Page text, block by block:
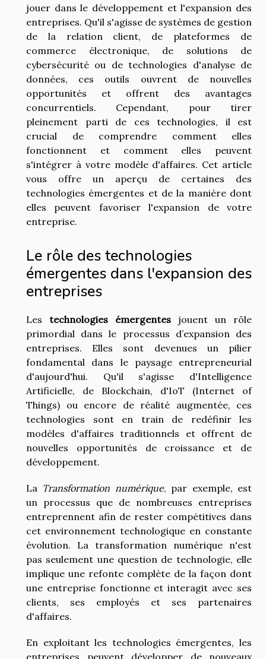
jouer dans le développement et l'expansion des
entreprises. Qu'il s'agisse de systèmes de gestion
de la relation client, de plateformes de
commerce électronique, de solutions de
cybersécurité ou de technologies d'analyse de
données, ces outils ouvrent de nouvelles
opportunités et offrent des avantages
concurrentiels. Cependant, pour tirer
pleinement parti de ces technologies, il est
crucial de comprendre comment elles
fonctionnent et comment elles peuvent
s'intégrer à votre modèle d'affaires. Cet article
vous offre un aperçu de certaines des
technologies émergentes et de la manière dont
elles peuvent favoriser l'expansion de votre
entreprise.
Le rôle des technologies
émergentes dans l'expansion des
entreprises
Les technologies émergentes jouent un rôle
primordial dans le processus d’expansion des
entreprises. Elles sont devenues un pilier
fondamental dans le paysage entrepreneurial
d'aujourd'hui. Qu'il s'agisse d'Intelligence
Artificielle, de Blockchain, d'IoT (Internet of
Things) ou encore de réalité augmentée, ces
technologies sont en train de redéfinir les
modèles d'affaires traditionnels et offrent de
nouvelles opportunités de croissance et de
développement.
La Transformation numérique, par exemple, est
un processus que de nombreuses entreprises
entreprennent afin de rester compétitives dans
cet environnement technologique en constante
évolution. La transformation numérique n'est
pas seulement une question de technologie, elle
implique une refonte complète de la façon dont
une entreprise fonctionne et interagit avec ses
clients, ses employés et ses partenaires
d'affaires.
En exploitant les technologies émergentes, les